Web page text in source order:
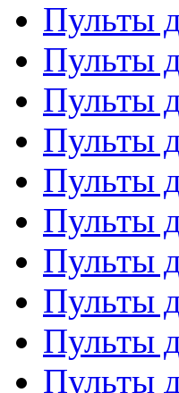
Пульты
Пульты
Пульты
Пульты
Пульты
Пульты
Пульты
Пульты
Пульты
Пульты